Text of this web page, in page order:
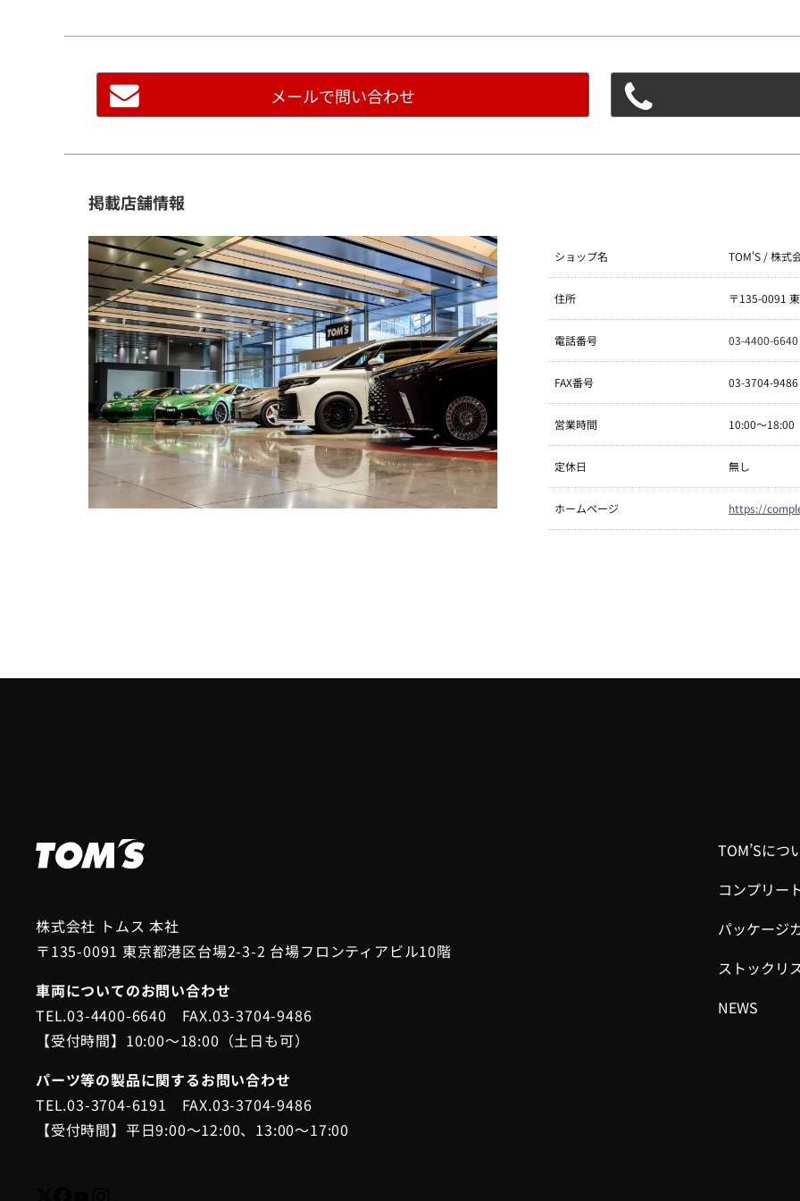
サイトマップ メールで問い合わせ
掲載店舗情報
ショップ名 TOM'S / 株式
住所 〒135-0091
電話番号 03-4400-6640
FAX番号 03-3704-9486
営業時間 10:00～18:00
定休日 無し
ホームページ https://
株式会社 トムス 本社
〒135-0091 東京都港区台場2-3-2 台場フロンティアビル10階
車両についてのお問い合わせ
TEL.03-4400-6640 FAX.03-3704-9486
【受付時間】10:00～18:00（土日も可）
パーツ等の製品に関するお問い合わせ
TEL.03-3704-6191 FAX.03-3704-9486
【受付時間】平日9:00～12:00、13:00～17:00
TOM’Sにつ
コンプリー
パッケージ
ストックリ
NEWS